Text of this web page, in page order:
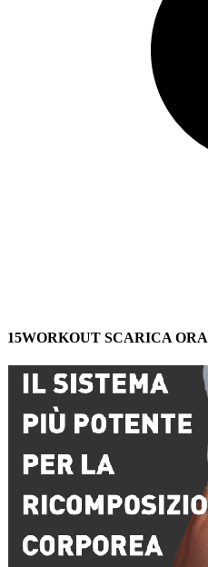
15WORKOUT SCARICA ORA